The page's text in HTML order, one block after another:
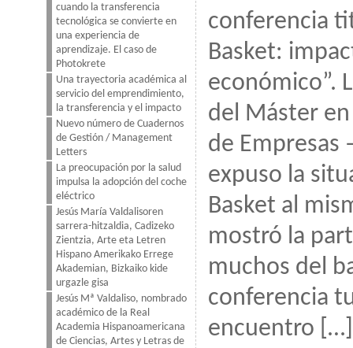
cuando la transferencia
tecnológica se convierte en
una experiencia de
aprendizaje. El caso de
Photokrete
Una trayectoria académica al
servicio del emprendimiento,
la transferencia y el impacto
Nuevo número de Cuadernos
de Gestión / Management
Letters
La preocupación por la salud
impulsa la adopción del coche
eléctrico
Jesús María Valdalisoren
sarrera-hitzaldia, Cadizeko
Zientzia, Arte eta Letren
Hispano Amerikako Errege
Akademian, Bizkaiko kide
urgazle gisa
Jesús Mª Valdaliso, nombrado
académico de la Real
Academia Hispanoamericana
de Ciencias, Artes y Letras de
conferencia
Basket:
económico”.
del Máster
de Empresas
expuso la
Basket al
mostró la
muchos del
conferencia
encuentro […]